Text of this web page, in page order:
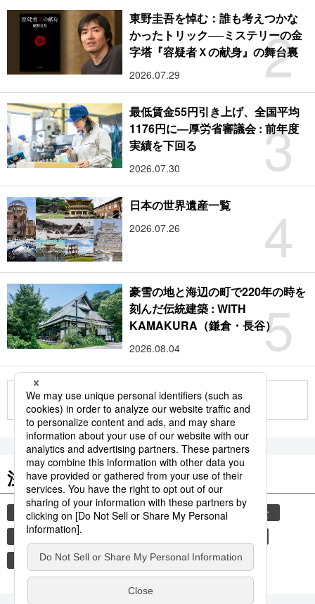
2
東野圭吾を悼む：誰も考えつかな
かったトリック──ミステリーの金
字塔『容疑者Ｘの献身』の舞台裏
2026.07.29
3
最低賃金55円引き上げ、全国平均
1176円に―厚労省審議会 : 前年度
実績を下回る
2026.07.30
4
日本の世界遺産一覧
2026.07.26
5
豪雪の地と海辺の町で220年の時を
刻んだ伝統建築 : WITH
KAMAKURA（鎌倉・長谷）
2026.08.04
もっと見る
注目のキーワード
共同通信ニュース 気象・災害 災害
和食
気象庁
地震